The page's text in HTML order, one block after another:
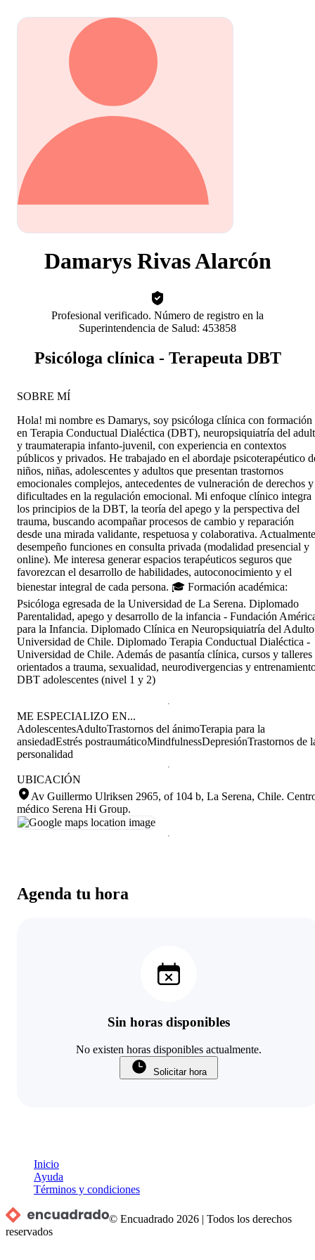
Damarys Rivas Alarcón
Profesional verificado. Número de registro en la
Superintendencia de Salud: 453858
Psicóloga clínica - Terapeuta DBT
Agenda tu hora
Sin horas disponibles
No existen horas disponibles actualmente.
Solicitar hora
SOBRE MÍ
Hola! mi nombre es Damarys, soy psicóloga clínica con formación
en Terapia Conductual Dialéctica (DBT), neuropsiquiatría del
y traumaterapia infanto-juvenil, con experiencia en contextos
públicos y privados. He trabajado en el abordaje psicoterapéutico
niños, niñas, adolescentes y adultos que presentan trastornos
emocionales complejos, antecedentes de vulneración de derechos y
dificultades en la regulación emocional. Mi enfoque clínico integra
los principios de la DBT, la teoría del apego y la perspectiva del
trauma, buscando acompañar procesos de cambio y reparación
desde una mirada validante, respetuosa y colaborativa. Actualmente
desempeño funciones en consulta privada (modalidad presencial y
online). Me interesa generar espacios terapéuticos seguros que
favorezcan el desarrollo de habilidades, autoconocimiento y el
bienestar integral de cada persona. 🎓 Formación académica:
Psicóloga egresada de la Universidad de La Serena. Diplomado
Parentalidad, apego y desarrollo de la infancia - Fundación
para la Infancia. Diplomado Clínica en Neuropsiquiatría del
Universidad de Chile. Diplomado Terapia Conductual Dialéctica -
Universidad de Chile. Además de pasantía clínica, cursos y talleres
orientados a trauma, sexualidad, neurodivergencias y
DBT adolescentes (nivel 1 y 2)
ME ESPECIALIZO EN...
AdolescentesAdultoTrastornos del ánimoTerapia para la
ansiedadEstrés postraumáticoMindfulnessDepresiónTrastornos de
personalidad
UBICACIÓN
Av Guillermo Ulriksen 2965, of 104 b, La Serena, Chile.
médico Serena Hi Group.
Inicio
Ayuda
Términos y condiciones
© Encuadrado 2026 |Todos los derechos
reservados